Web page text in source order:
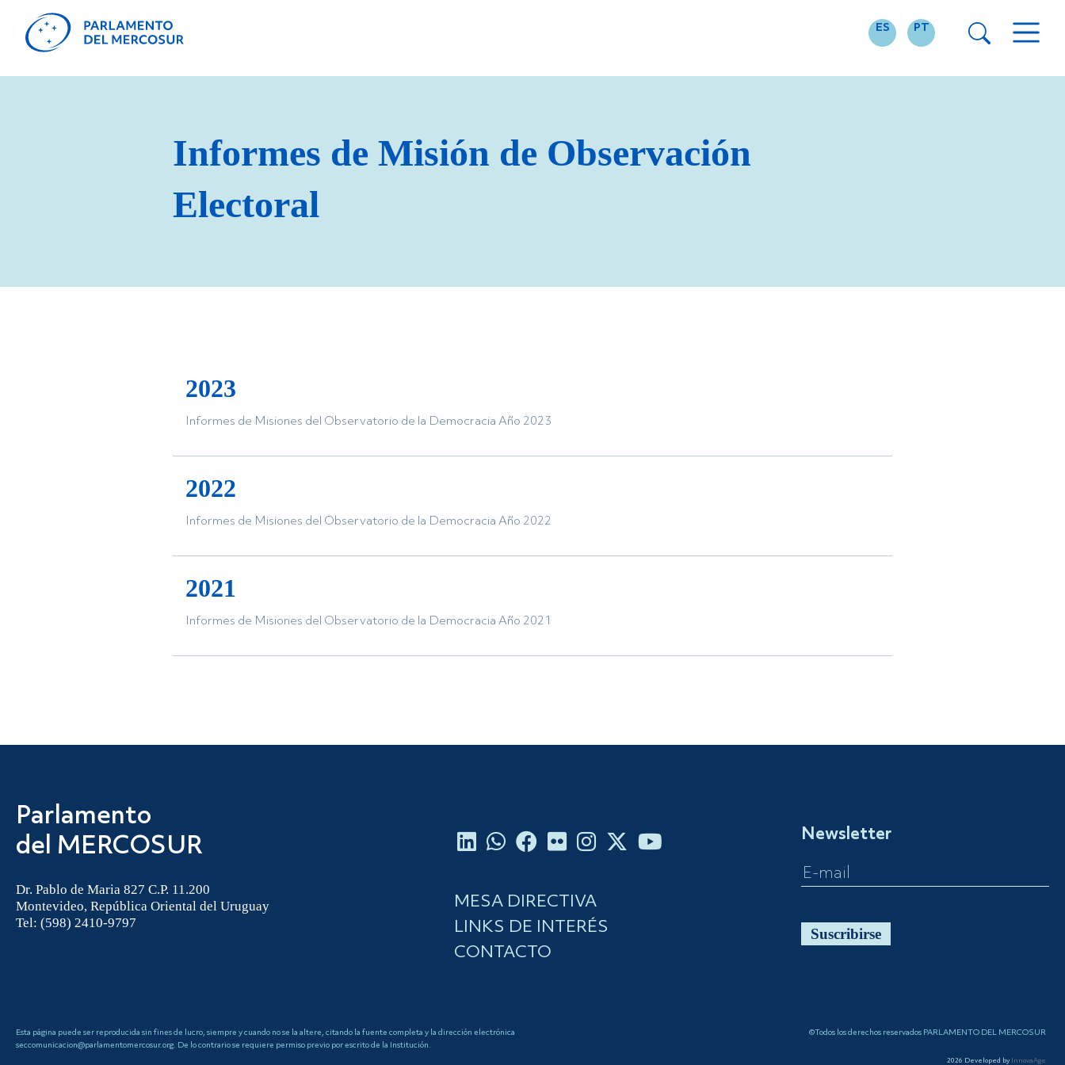
ES PT
Informes de Misión de Observación
Electoral
2023
Informes de Misiones del Observatorio de la Democracia Año 2023
2022
Informes de Misiones del Observatorio de la Democracia Año 2022
2021
Informes de Misiones del Observatorio de la Democracia Año 2021
Parlamento
del MERCOSUR
Dr. Pablo de Maria 827 C.P. 11.200
Montevideo, República Oriental del Uruguay
Tel: (598) 2410-9797
CONTACTO
LINKS DE INTERÉS
MESA DIRECTIVA
Newsletter
Suscribirse
Esta página puede ser reproducida sin fines de lucro, siempre y cuando no se la altere, citando la fuente completa y la dirección electrónica
seccomunicacion@parlamentomercosur.org. De lo contrario se requiere permiso previo por escrito de la Institución.
©Todos los derechos reservados PARLAMENTO DEL MERCOSUR
2026 Developed by InnovaAge